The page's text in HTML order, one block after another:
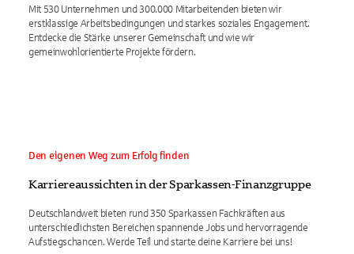
Mit 530 Unternehmen und 300.000 Mitarbeitenden bieten wir
erstklassige Arbeitsbedingungen und starkes soziales Engagement.
Entdecke die Stärke unserer Gemeinschaft und wie wir
gemeinwohlorientierte Projekte fördern.
Den eigenen Weg zum Erfolg finden
Karriereaussichten in der Sparkassen-Finanzgruppe
Deutschlandweit bieten rund 350 Sparkassen Fachkräften aus
unterschiedlichsten Bereichen spannende Jobs und hervorragende
Aufstiegschancen. Werde Teil und starte deine Karriere bei uns!